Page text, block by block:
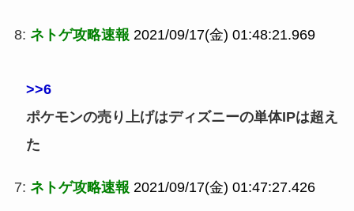
8: ネトゲ攻略速報 2021/09/17(金) 01:48:21.969
>>6
ポケモンの売り上げはディズニーの単体IPは超え
た
7: ネトゲ攻略速報 2021/09/17(金) 01:47:27.426